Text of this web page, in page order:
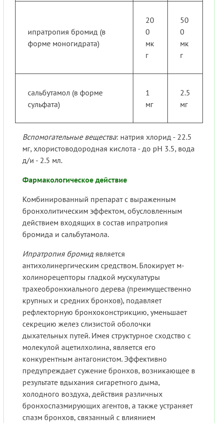
ипратропия бромид (в
форме моногидрата)
20
0
мк
г
50
0
мк
г
сальбутамол (в форме
сульфата)
1
мг
2.5
мг
Вспомогательные вещества: натрия хлорид - 22.5
мг, хлористоводородная кислота - до pH 3.5, вода
д/и - 2.5 мл.
Фармакологическое действие
Комбинированный препарат с выраженным
бронхолитическим эффектом, обусловленным
действием входящих в состав ипратропия
бромида и сальбутамола.
Ипратропия бромид является
антихолинергическим средством. Блокирует м-
холинорецепторы гладкой мускулатуры
трахеобронхиального дерева (преимущественно
крупных и средних бронхов), подавляет
рефлекторную бронхоконстрикцию, уменьшает
секрецию желез слизистой оболочки
дыхательных путей. Имея структурное сходство с
молекулой ацетилхолина, является его
конкурентным антагонистом. Эффективно
предупреждает сужение бронхов, возникающее в
результате вдыхания сигаретного дыма,
холодного воздуха, действия различных
бронхоспазмирующих агентов, а также устраняет
спазм бронхов, связанный с влиянием